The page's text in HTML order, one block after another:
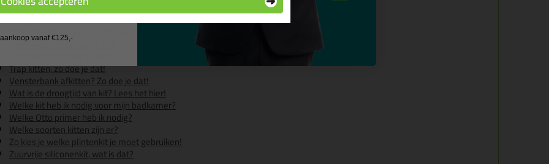
Hoe kit je een wasbak?
Kookplaat afkitten? Hier lees je ons advies
Overschilderbare kit - Dit zijn je opties!
Tegels kitten? Zo doe je dat!
Trap kitten, zo doe je dat!
Vensterbank afkitten? Zo doe je dat!
Wat is de droogtijd van kit? Lees het hier!
Welke kit heb ik nodig voor mijn badkamer?
Welke Otto primer heb ik nodig?
Welke soorten kitten zijn er?
Zo kies je welke plintenkit je moet gebruiken!
Zuurvrije siliconenkit, wat is dat?
geen cadeau
vanaf €125,-